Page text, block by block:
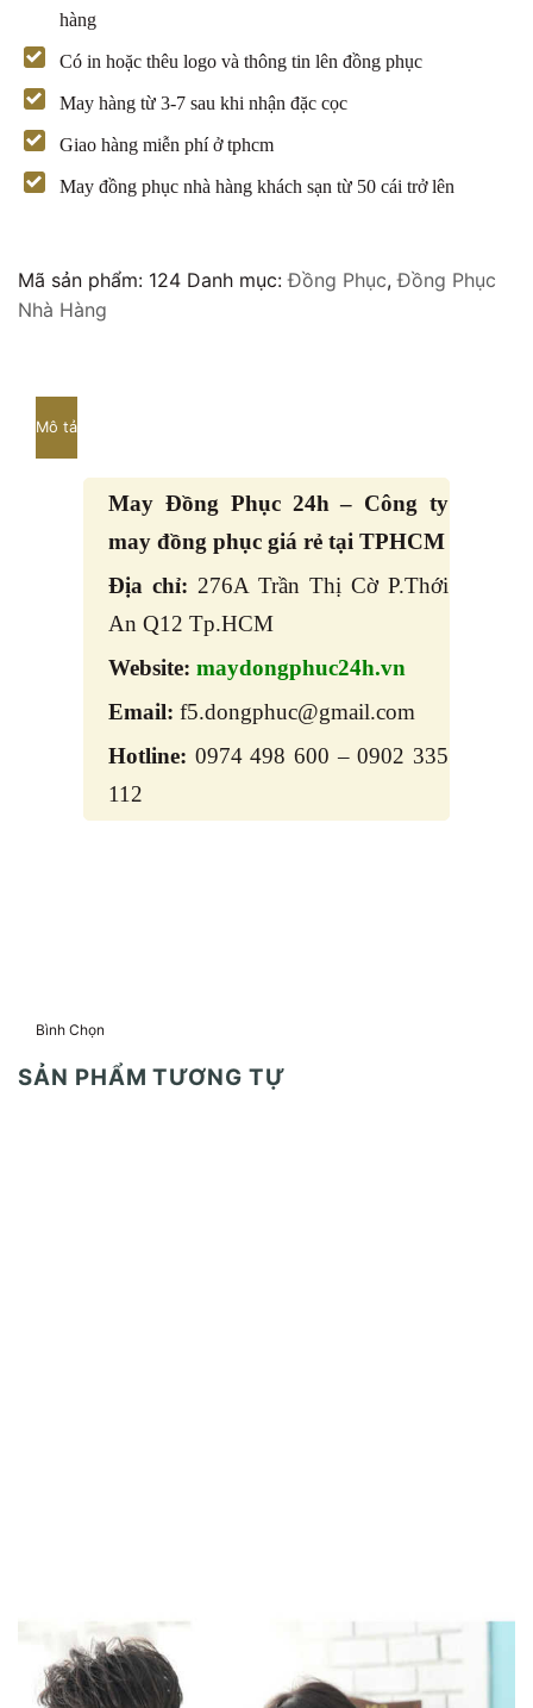
hàng
Có in hoặc thêu logo và thông tin lên đồng phục
May hàng từ 3-7 sau khi nhận đặc cọc
Giao hàng miễn phí ở tphcm
May đồng phục nhà hàng khách sạn từ 50 cái trở lên
Mã sản phẩm: 124 Danh mục:Đồng Phục,Đồng Phục
Nhà Hàng
Mô tả
May Đồng Phục 24h – Công ty
may đồng phục giá rẻ tại TPHCM
Địa chỉ: 276A Trần Thị Cờ P.Thới
An Q12 Tp.HCM
Website: maydongphuc24h.vn
Email: f5.dongphuc@gmail.com
Hotline: 0974 498 600 – 0902 335
112
Bình Chọn
SẢN PHẨM TƯƠNG TỰ